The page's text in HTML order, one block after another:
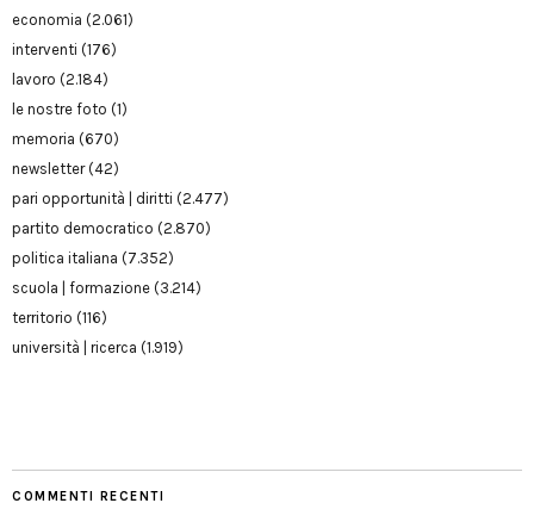
economia (2.061)
interventi (176)
lavoro (2.184)
le nostre foto (1)
memoria (670)
newsletter(42)
pari opportunità | diritti (2.477)
partito democratico (2.870)
politica italiana (7.352)
scuola | formazione (3.214)
territorio (116)
università | ricerca (1.919)
COMMENTI RECENTI